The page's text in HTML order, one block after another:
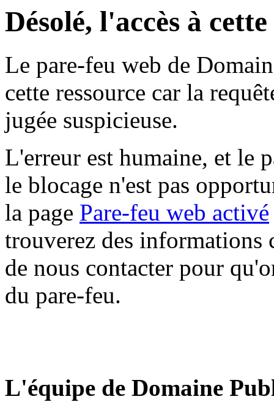
Désolé, l'accès à
Le pare-feu web de
cette ressource car la
jugée suspicieuse.
L'erreur est humaine, et le
le blocage n'est pas
la page Pare-feu web activé
trouverez des informations
de nous contacter pour
du pare-feu.
L'équipe de Domaine